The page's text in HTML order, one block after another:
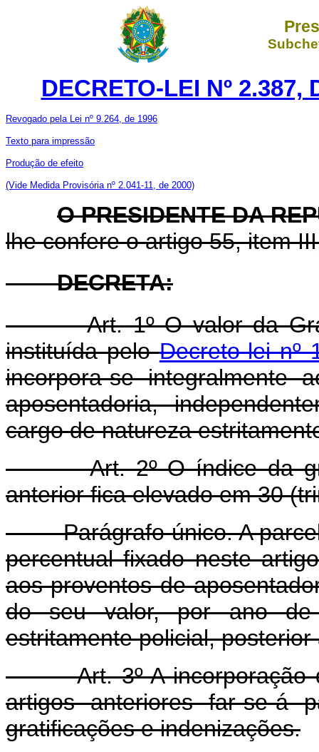
DECRETO-LEI Nº 2.387,
Revogado pela Lei nº 9.264, de 1996
Texto para impressão
Produção de efeito
(Vide Medida Provisória nº 2.041-11, de 2000)
O PRESIDENTE DA
lhe confere o artigo 55, item
DECRETA:
Art. 1º O valor da
instituída peloDecreto-lei nº
incorpora-se integralmente
aposentadoria,
cargo de natureza
Art. 2º O índice da
anterior fica elevado em 30
Parágrafo único. A parcela
percentual fixado neste
aos proventos de
do seu valor, por ano de
estritamente policial,
Art. 3º A incorporação da
artigos anteriores far-se-á
gratificações e indenizações.